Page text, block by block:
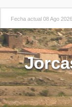
Fecha actual 08 Ago